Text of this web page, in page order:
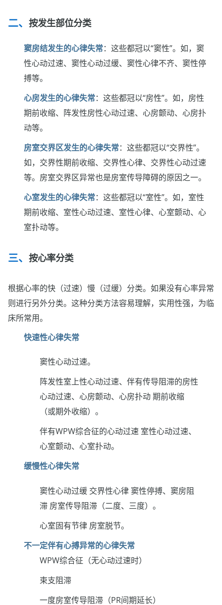
按发生部位分类
窦房结发生的心律失常：这些都冠以“窦性”。如，窦
性心动过速、窦性心动过缓、窦性心律不齐、窦性停
搏等。
心房发生的心律失常：这些都冠以“房性”。如，房性
期前收缩、阵发性房性心动过速、心房颤动、心房扑
动等。
房室交界区发生的心律失常：这些都冠以“交界性”。
如，交界性期前收缩、交界性心律、交界性心动过速
等。房室交界区异常也是房室传导障碍的原因之一。
心室发生的心律失常：这些都冠以“室性”。如，室性
期前收缩、室性心动过速、室性心律、心室颤动、心
室扑动等。
按心率分类
根据心率的快（过速）慢（过缓）分类。如果没有心率异常
则进行另外分类。这种分类方法容易理解，实用性强，为临
床所常用。
快速性心律失常
窦性心动过速。
阵发性室上性心动过速、伴有传导阻滞的房性
心动过速、心房颤动、心房扑动 期前收缩
（或期外收缩）。
伴有WPW综合征的心动过速 室性心动过速、
心室颤动、心室扑动。
缓慢性心律失常
窦性心动过缓 交界性心律 窦性停搏、窦房阻
滞 房室传导阻滞（二度、三度）。
心室固有节律 房室脱节。
不一定伴有心搏异常的心律失常
WPW综合征（无心动过速时）
束支阻滞
一度房室传导阻滞（PR间期延长）